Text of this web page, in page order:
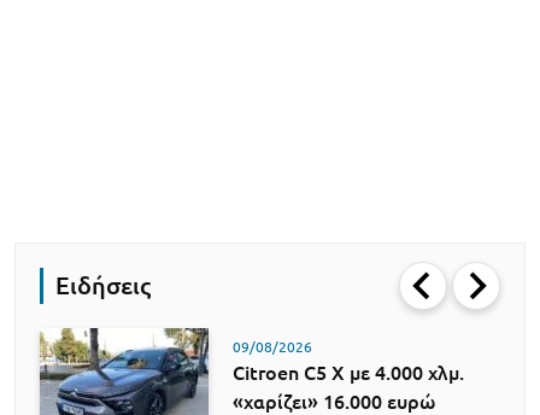
Ειδήσεις
09/08/2026
Citroen C5 X με 4.000 χλμ.
«χαρίζει» 16.000 ευρώ